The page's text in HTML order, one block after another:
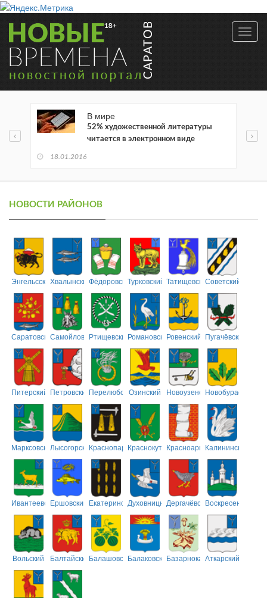
В мире
52% художественной литературы
читается в электронном виде
18.01.2016
НОВОСТИ РАЙОНОВ
ЭнгельсскийХвалынскийФёдоровскийТурковский ТатищевскийСоветский
СаратовскийСамойловскийРтищевскийРомановскийРовенский Пугачёвский
Питерский ПетровскийПерелюбскийОзинский НовоузенскийНовобурасский
МарксовскийЛысогорскийКраснопартизанский
КраснокутскийКрасноармейский
Калининский
ИвантеевскийЕршовский ЕкатериновскийДуховницкийДергачёвскийВоскресенский
Вольский БалтайскийБалашовскийБалаковскийБазарнокарабулакский
Аткарский